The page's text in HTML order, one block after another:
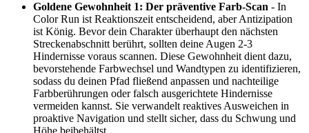
Goldene Gewohnheit 1: Der präventive Farb-Scan - In
Color Run ist Reaktionszeit entscheidend, aber Antizipation
ist König. Bevor dein Charakter überhaupt den nächsten
Streckenabschnitt berührt, sollten deine Augen 2-3
Hindernisse voraus scannen. Diese Gewohnheit dient dazu,
bevorstehende Farbwechsel und Wandtypen zu identifizieren,
sodass du deinen Pfad fließend anpassen und nachteilige
Farbberührungen oder falsch ausgerichtete Hindernisse
vermeiden kannst. Sie verwandelt reaktives Ausweichen in
proaktive Navigation und stellt sicher, dass du Schwung und